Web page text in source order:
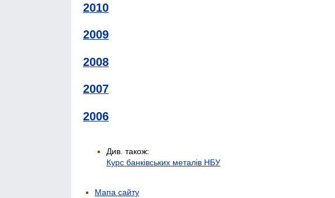
2010
2009
2008
2007
2006
Див. також:
Курс банківських металів НБУ
Мапа сайту